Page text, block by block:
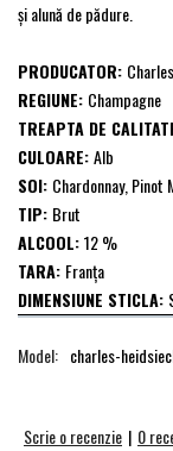
şi alună de pădure.
PRODUCATOR:
REGIUNE: Champagne
TREAPTA DE
CULOARE:Alb
SOI: Chardonnay, Pinot
TIP: Brut
ALCOOL:12 %
TARA: Franţa
DIMENSIUNE STICLA:
Model: charles-
Scrie o recenzie | 0